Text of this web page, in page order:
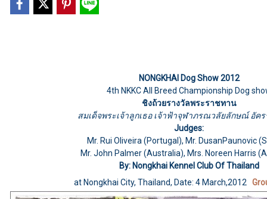
NONGKHAI Dog Show 2012
4th NKKC All Breed Championship Dog
ชิงถ้วยรางวัลพระราชทาน
สมเด็จพระเจ้าลูกเธอ เจ้าฟ้าจุฬาภรณวลัยลักษณ์ อัค
Judges:
Mr. Rui Oliveira (Portugal), Mr. DusanPaunovic
Mr. John Palmer (Australia), Mrs. Noreen Harris
By: Nongkhai Kennel Club Of Thailand
at Nongkhai City, Thailand, Date: 4 March,2012